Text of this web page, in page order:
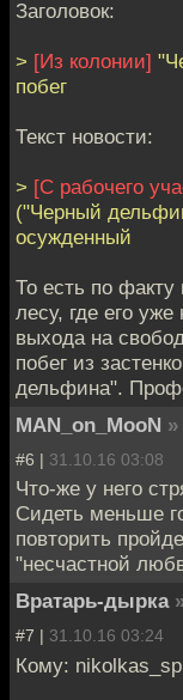
Заголовок:
> [Из колонии]
побег
Текст новости:
> [С рабочего
("Черный
осужденный
То есть по
лесу, где его
выхода на
побег из
дельфина".
MAN_on_MooN »
#6 | 31.10.16 03:08
Что-же у него
Сидеть меньше
повторить
"несчастной
Вратарь-дырка
#7 | 31.10.16 03:24
Кому: